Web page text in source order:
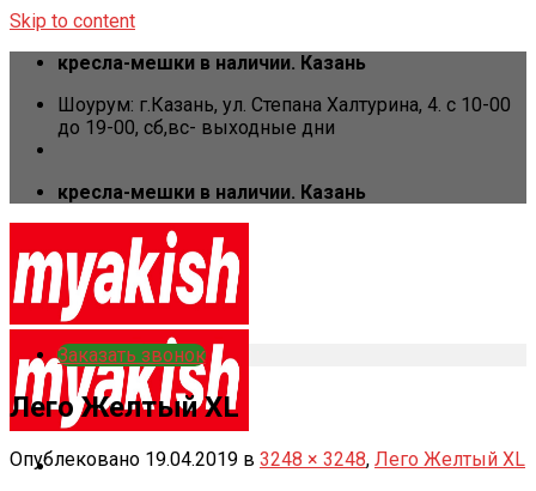
Skip to content
кресла-мешки в наличии. Казань
Шоурум: г.Казань, ул. Степана Халтурина, 4. с 10-00
до 19-00, cб,вс- выходные дни
кресла-мешки в наличии. Казань
Заказать звонок
Лего Желтый XL
Опублековано 19.04.2019 в 3248 × 3248, Лего Желтый XL